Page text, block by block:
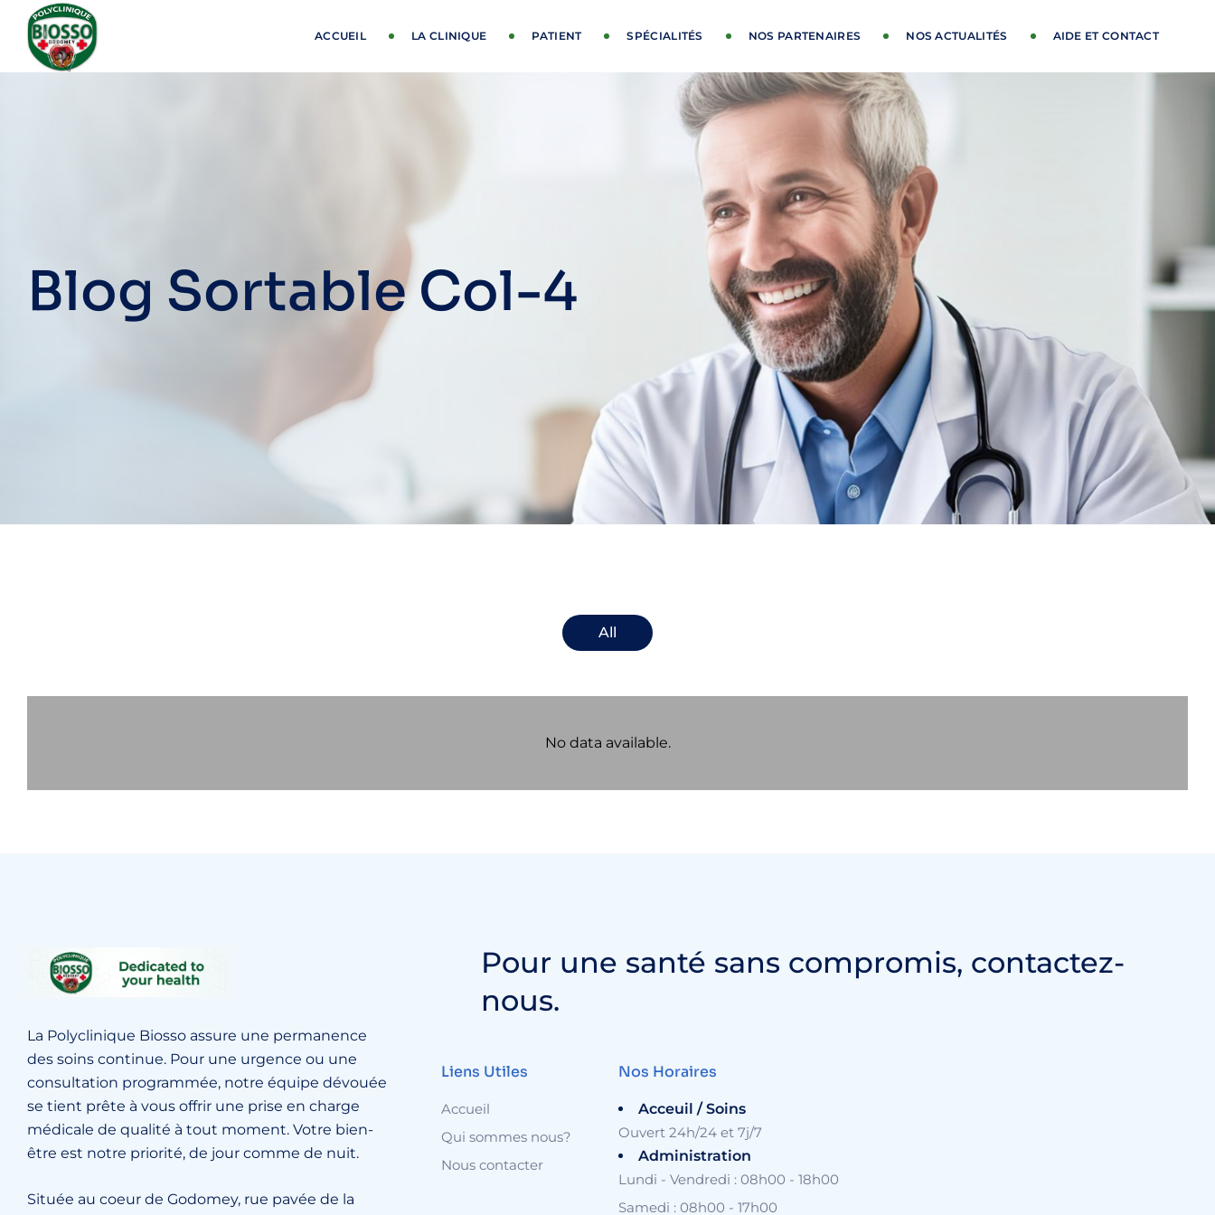
ACCUEIL LA CLINIQUE PATIENT SPÉCIALITÉS NOS PARTENAIRES NOS ACTUALITÉS AIDE ET CONTACT
Blog Sortable Col-4
All
No data available.
Pour une santé sans compromis, contactez-
nous.
La Polyclinique Biosso assure une permanence
des soins continue. Pour une urgence ou une
consultation programmée, notre équipe dévouée
se tient prête à vous offrir une prise en charge
médicale de qualité à tout moment. Votre bien-
être est notre priorité, de jour comme de nuit.
Située au coeur de Godomey, rue pavée de la
Liens Utiles
Accueil
Qui sommes nous?
Nous contacter
Nos Horaires
Acceuil / Soins
Ouvert 24h/24 et 7j/7
Administration
Lundi - Vendredi : 08h00 - 18h00
Samedi : 08h00 - 17h00